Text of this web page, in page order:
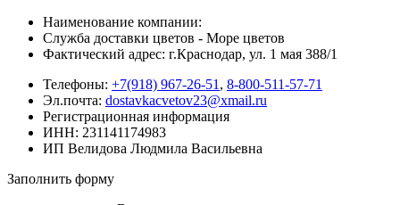
Наименование компании:
Служба доставки цветов - Море цветов
Фактический адрес: г.Краснодар, ул. 1 мая 388/1
Телефоны: +7(918) 967-26-51 , 8-800-511-57-71
Эл.почта: dostavkacvetov23@xmail.ru
Регистрационная информация
ИНН: 231141174983
ИП Велидова Людмила Васильевна
Заполнить форму